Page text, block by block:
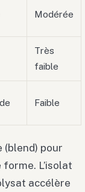
Modérée
Très
faible
Faible
(blend) pour
L’isolat
accélère